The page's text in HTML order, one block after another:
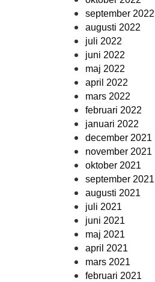
september 2022
augusti 2022
juli 2022
juni 2022
maj 2022
april 2022
mars 2022
februari 2022
januari 2022
december 2021
november 2021
oktober 2021
september 2021
augusti 2021
juli 2021
juni 2021
maj 2021
april 2021
mars 2021
februari 2021